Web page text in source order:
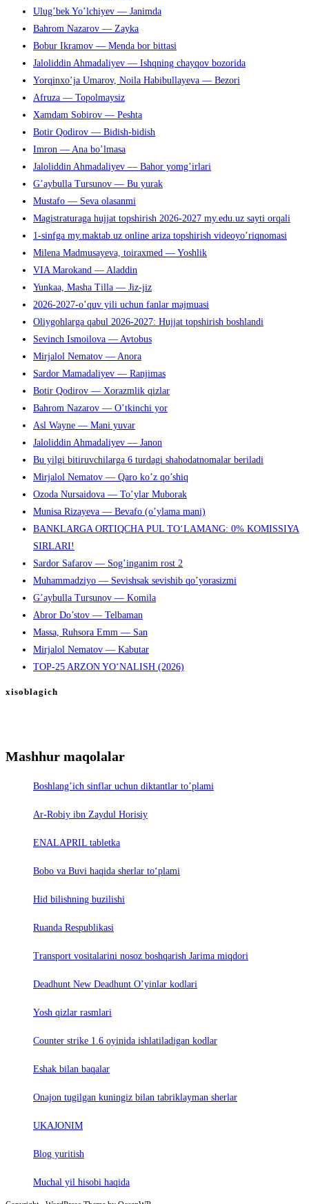
панель
поиска.
Ulug’bek Yo’lchiyev — Janimda
Bahrom Nazarov — Zayka
Bobur Ikramov — Menda bor bittasi
Jaloliddin Ahmadaliyev — Ishqning chayqov bozorida
Yorqinxo’ja Umarov, Noila Habibullayeva — Bezori
Afruza — Topolmaysiz
Xamdam Sobirov — Peshta
Botir Qodirov — Bidish-bidish
Imron — Ana bo’lmasa
Jaloliddin Ahmadaliyev — Bahor yomg’irlari
G’aybulla Tursunov — Bu yurak
Mustafo — Seva olasanmi
Magistraturaga hujjat topshirish 2026-2027 my.edu.uz sayti orqali
1-sinfga my.maktab.uz online ariza topshirish videoyo’riqnomasi
Milena Madmusayeva, toiraxmed — Yoshlik
VIA Marokand — Aladdin
Yunkaa, Masha Tilla — Jiz-jiz
2026-2027-o’quv yili uchun fanlar majmuasi
Oliygohlarga qabul 2026-2027: Hujjat topshirish boshlandi
Sevinch Ismoilova — Avtobus
Mirjalol Nematov — Anora
Sardor Mamadaliyev — Ranjimas
Botir Qodirov — Xorazmlik qizlar
Bahrom Nazarov — O’tkinchi yor
Asl Wayne — Mani yuvar
Jaloliddin Ahmadaliyev — Janon
Bu yilgi bitiruvchilarga 6 turdagi shahodatnomalar beriladi
Mirjalol Nematov — Qaro ko’z qo’shiq
Ozoda Nursaidova — To’ylar Muborak
Munisa Rizayeva — Bevafo (o’ylama mani)
BANKLARGA ORTIQCHA PUL TO‘LAMANG: 0% KOMISSIYA
SIRLARI!
Sardor Safarov — Sog’inganim rost 2
Muhammadziyo — Sevishsak sevishib qo’yorasizmi
G’aybulla Tursunov — Komila
Abror Do’stov — Telbaman
Massa, Ruhsora Emm — San
Mirjalol Nematov — Kabutar
TOP-25 ARZON YO‘NALISH (2026)
xisoblagich
Mashhur maqolalar
Boshlang’ich sinflar uchun diktantlar to’plami
Ar-Robiy ibn Zaydul Horisiy
ENALAPRIL tabletka
Bobo va Buvi haqida sherlar to‘plami
Hid bilishning buzilishi
Ruanda Respublikasi
Trаnsport vositаlаrini nosoz boshqаrish Jаrimа miqdori
Deadhunt New Deadhunt O’yinlar kodlari
Yosh qizlar rasmlari
Counter strike 1.6 oyinida ishlatiladigan kodlar
Eshak bilan baqalar
Onajon tugilgan kuningiz bilan tabriklayman sherlar
UKAJONIM
Blog yuritish
Muchal yil hisobi haqida